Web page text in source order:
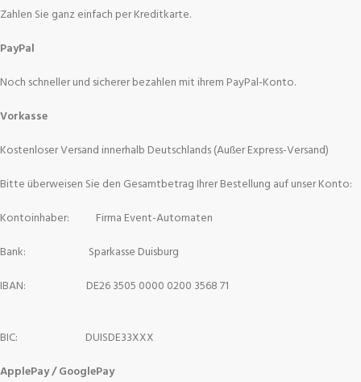
Zahlen Sie ganz einfach per Kreditkarte.
PayPal
Noch schneller und sicherer bezahlen mit ihrem PayPal-Konto.
Vorkasse
Kostenloser Versand innerhalb Deutschlands (Außer Express-Versand)
Bitte überweisen Sie den Gesamtbetrag Ihrer Bestellung auf unser Konto:
Kontoinhaber: Firma Event-Automaten
Bank: Sparkasse Duisburg
IBAN: DE26 3505 0000 0200 3568 71
BIC: DUISDE33XXX
ApplePay / GooglePay